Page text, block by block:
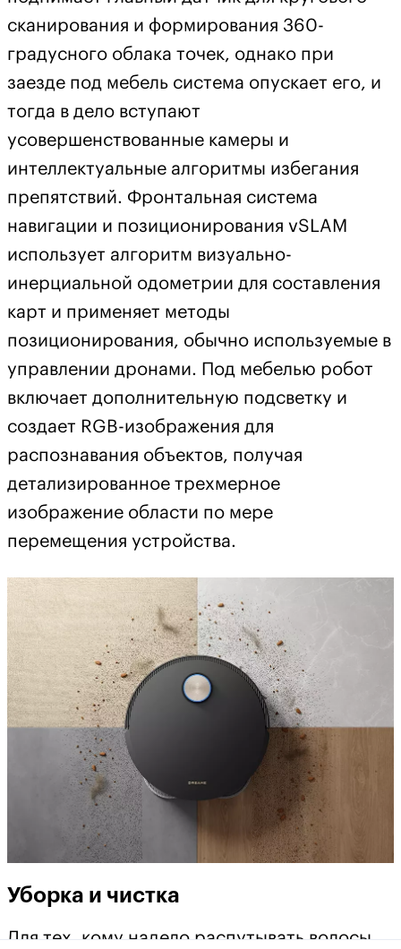
сканирования и формирования 360-
градусного облака точек, однако при
заезде под мебель система опускает его, и
тогда в дело вступают
усовершенствованные камеры и
интеллектуальные алгоритмы избегания
препятствий. Фронтальная система
навигации и позиционирования vSLAM
использует алгоритм визуально-
инерциальной одометрии для составления
карт и применяет методы
позиционирования, обычно используемые в
управлении дронами. Под мебелью робот
включает дополнительную подсветку и
создает RGB-изображения для
распознавания объектов, получая
детализированное трехмерное
изображение области по мере
перемещения устройства.
Уборка и чистка
Для тех, кому надело распутывать волосы